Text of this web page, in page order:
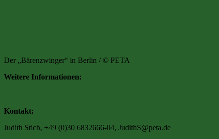
Der „Bärenzwinger“ in Berlin / © PETA
Weitere Informationen:
Kontakt:
Judith Stich, +49 (0)30 6832666-04, JudithS@peta.de